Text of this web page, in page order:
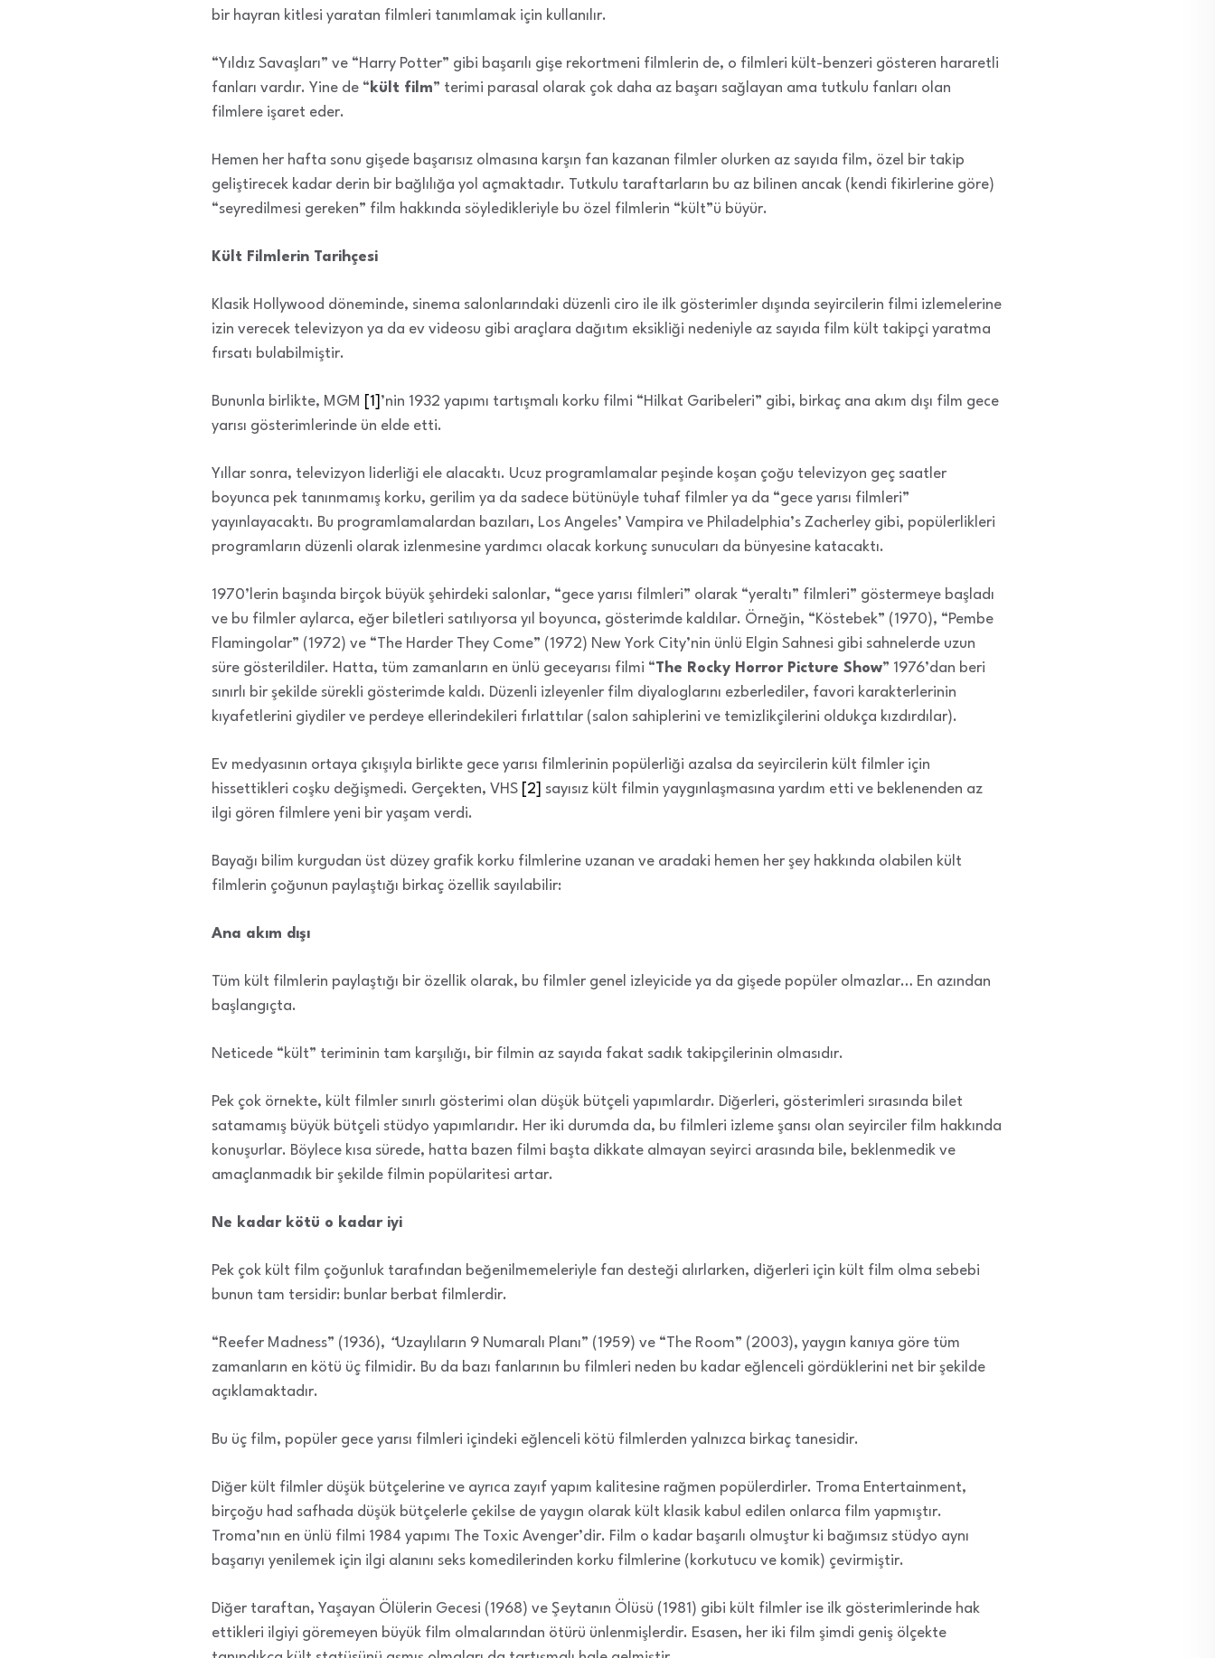
bir hayran kitlesi yaratan filmleri tanımlamak için kullanılır.
“Yıldız Savaşları” ve “Harry Potter” gibi başarılı gişe rekortmeni filmlerin de, o filmleri kült-benzeri gösteren hararetli
fanları vardır. Yine de “ kült film” terimi parasal olarak çok daha az başarı sağlayan ama tutkulu fanları olan
filmlere işaret eder.
Hemen her hafta sonu gişede başarısız olmasına karşın fan kazanan filmler olurken az sayıda film, özel bir takip
geliştirecek kadar derin bir bağlılığa yol açmaktadır. Tutkulu taraftarların bu az bilinen ancak (kendi fikirlerine göre)
“seyredilmesi gereken” film hakkında söyledikleriyle bu özel filmlerin “kült”ü büyür.
Kült Filmlerin Tarihçesi
Klasik Hollywood döneminde, sinema salonlarındaki düzenli ciro ile ilk gösterimler dışında seyircilerin filmi izlemelerine
izin verecek televizyon ya da ev videosu gibi araçlara dağıtım eksikliği nedeniyle az sayıda film kült takipçi yaratma
fırsatı bulabilmiştir.
Bununla birlikte, MGM [1] ’nin 1932 yapımı tartışmalı korku filmi “Hilkat Garibeleri” gibi, birkaç ana akım dışı film gece
yarısı gösterimlerinde ün elde etti.
Yıllar sonra, televizyon liderliği ele alacaktı. Ucuz programlamalar peşinde koşan çoğu televizyon geç saatler
boyunca pek tanınmamış korku, gerilim ya da sadece bütünüyle tuhaf filmler ya da “gece yarısı filmleri”
yayınlayacaktı. Bu programlamalardan bazıları, Los Angeles’ Vampira ve Philadelphia’s Zacherley gibi, popülerlikleri
programların düzenli olarak izlenmesine yardımcı olacak korkunç sunucuları da bünyesine katacaktı.
1970’lerin başında birçok büyük şehirdeki salonlar, “gece yarısı filmleri” olarak “yeraltı” filmleri” göstermeye başladı
ve bu filmler aylarca, eğer biletleri satılıyorsa yıl boyunca, gösterimde kaldılar. Örneğin, “Köstebek” (1970), “Pembe
Flamingolar” (1972) ve “The Harder They Come” (1972) New York City’nin ünlü Elgin Sahnesi gibi sahnelerde uzun
süre gösterildiler. Hatta, tüm zamanların en ünlü geceyarısı filmi “The Rocky Horror Picture Show” 1976’dan beri
sınırlı bir şekilde sürekli gösterimde kaldı. Düzenli izleyenler film diyaloglarını ezberlediler, favori karakterlerinin
kıyafetlerini giydiler ve perdeye ellerindekileri fırlattılar (salon sahiplerini ve temizlikçilerini oldukça kızdırdılar).
Ev medyasının ortaya çıkışıyla birlikte gece yarısı filmlerinin popülerliği azalsa da seyircilerin kült filmler için
hissettikleri coşku değişmedi. Gerçekten, VHS [2]
sayısız kült filmin yaygınlaşmasına yardım etti ve beklenenden az
ilgi gören filmlere yeni bir yaşam verdi.
Bayağı bilim kurgudan üst düzey grafik korku filmlerine uzanan ve aradaki hemen her şey hakkında olabilen kült
filmlerin çoğunun paylaştığı birkaç özellik sayılabilir:
Ana akım dışı
Tüm kült filmlerin paylaştığı bir özellik olarak, bu filmler genel izleyicide ya da gişede popüler olmazlar… En azından
başlangıçta.
Neticede “kült” teriminin tam karşılığı, bir filmin az sayıda fakat sadık takipçilerinin olmasıdır.
Pek çok örnekte, kült filmler sınırlı gösterimi olan düşük bütçeli yapımlardır. Diğerleri, gösterimleri sırasında bilet
satamamış büyük bütçeli stüdyo yapımlarıdır. Her iki durumda da, bu filmleri izleme şansı olan seyirciler film hakkında
konuşurlar. Böylece kısa sürede, hatta bazen filmi başta dikkate almayan seyirci arasında bile, beklenmedik ve
amaçlanmadık bir şekilde filmin popülaritesi artar.
Ne kadar kötü o kadar iyi
Pek çok kült film çoğunluk tarafından beğenilmemeleriyle fan desteği alırlarken, diğerleri için kült film olma sebebi
bunun tam tersidir: bunlar berbat filmlerdir.
“Reefer Madness” (1936), “Uzaylıların 9 Numaralı Planı” (1959) ve “The Room” (2003), yaygın kanıya göre tüm
zamanların en kötü üç filmidir. Bu da bazı fanlarının bu filmleri neden bu kadar eğlenceli gördüklerini net bir şekilde
açıklamaktadır.
Bu üç film, popüler gece yarısı filmleri içindeki eğlenceli kötü filmlerden yalnızca birkaç tanesidir.
Diğer kült filmler düşük bütçelerine ve ayrıca zayıf yapım kalitesine rağmen popülerdirler. Troma Entertainment,
birçoğu had safhada düşük bütçelerle çekilse de yaygın olarak kült klasik kabul edilen onlarca film yapmıştır.
Troma’nın en ünlü filmi 1984 yapımı The Toxic Avenger’dir. Film o kadar başarılı olmuştur ki bağımsız stüdyo aynı
başarıyı yenilemek için ilgi alanını seks komedilerinden korku filmlerine (korkutucu ve komik) çevirmiştir.
Diğer taraftan, Yaşayan Ölülerin Gecesi (1968) ve Şeytanın Ölüsü (1981) gibi kült filmler ise ilk gösterimlerinde hak
ettikleri ilgiyi göremeyen büyük film olmalarından ötürü ünlenmişlerdir. Esasen, her iki film şimdi geniş ölçekte